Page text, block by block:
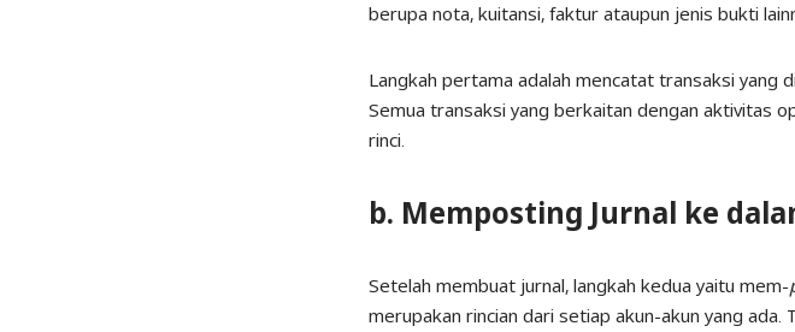
berupa nota, kuitansi, faktur ataupun jenis bukti
Langkah pertama adalah mencatat transaksi yang
Semua transaksi yang berkaitan dengan aktivitas
rinci.
b. Memposting Jurnal ke
Setelah membuat jurnal, langkah kedua yaitu mem-
merupakan rincian dari setiap akun-akun yang ada.